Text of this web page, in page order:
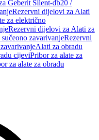
Geberit Silent-db20 /
Rezervni dijelovi za Alati
za električno
Rezervni dijelovi za Alati za
zavarivanjeRezervni
Alati za obradu
cijeviPribor za alate za
za alate za obradu